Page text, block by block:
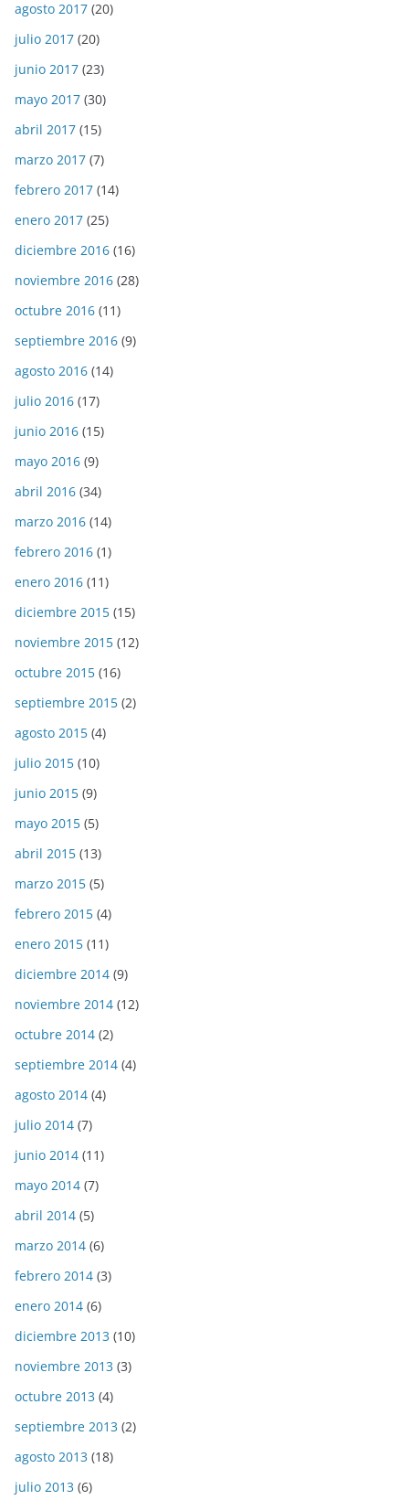
agosto 2017 (20)
julio 2017 (20)
junio 2017 (23)
mayo 2017 (30)
abril 2017 (15)
marzo 2017 (7)
febrero 2017 (14)
enero 2017 (25)
diciembre 2016 (16)
noviembre 2016 (28)
octubre 2016 (11)
septiembre 2016 (9)
agosto 2016 (14)
julio 2016 (17)
junio 2016 (15)
mayo 2016 (9)
abril 2016 (34)
marzo 2016 (14)
febrero 2016 (1)
enero 2016 (11)
diciembre 2015 (15)
noviembre 2015 (12)
octubre 2015 (16)
septiembre 2015 (2)
agosto 2015 (4)
julio 2015 (10)
junio 2015 (9)
mayo 2015 (5)
abril 2015 (13)
marzo 2015 (5)
febrero 2015 (4)
enero 2015 (11)
diciembre 2014 (9)
noviembre 2014 (12)
octubre 2014 (2)
septiembre 2014 (4)
agosto 2014 (4)
julio 2014 (7)
junio 2014 (11)
mayo 2014 (7)
abril 2014 (5)
marzo 2014 (6)
febrero 2014 (3)
enero 2014 (6)
diciembre 2013 (10)
noviembre 2013 (3)
octubre 2013 (4)
septiembre 2013 (2)
agosto 2013 (18)
julio 2013 (6)